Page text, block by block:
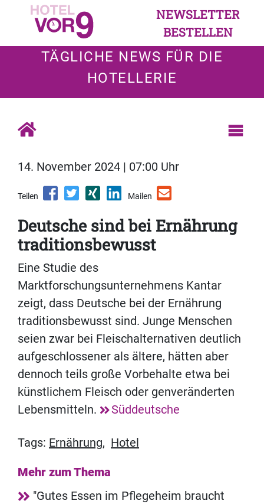
NEWSLETTER
BESTELLEN
TÄGLICHE NEWS FÜR DIE
HOTELLERIE
14. November 2024 | 07:00 Uhr
Teilen Mailen
Deutsche sind bei Ernährung
traditionsbewusst
Eine Studie des
Marktforschungsunternehmens Kantar
zeigt, dass Deutsche bei der Ernährung
traditionsbewusst sind. Junge Menschen
seien zwar bei Fleischalternativen deutlich
aufgeschlossener als ältere, hätten aber
dennoch teils große Vorbehalte etwa bei
künstlichem Fleisch oder genveränderten
Lebensmitteln.
Süddeutsche
Tags: Ernährung, Hotel
Mehr zum Thema
"Gutes Essen im Pflegeheim braucht